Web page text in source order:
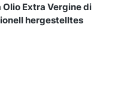
Olio Extra Vergine di
hergestelltes